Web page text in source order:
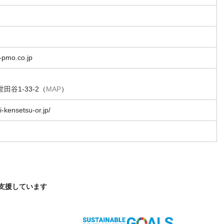
田谷1-33-2（MAP）
kensetsu-or.jp/
援しています